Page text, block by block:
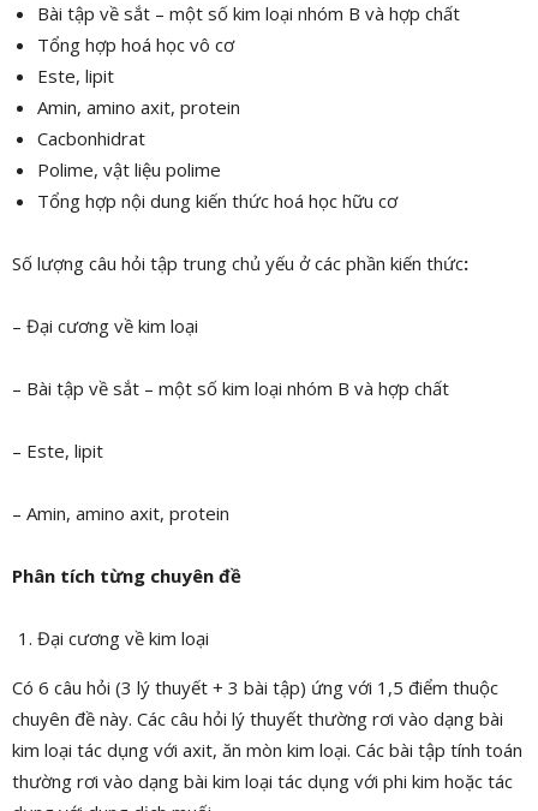
Bài tập về sắt – một số kim loại nhóm B và hợp chất
Tổng hợp hoá học vô cơ
Este, lipit
Amin, amino axit, protein
Cacbonhidrat
Polime, vật liệu polime
Tổng hợp nội dung kiến thức hoá học hữu cơ
Số lượng câu hỏi tập trung chủ yếu ở các phần kiến thức:
– Đại cương về kim loại
– Bài tập về sắt – một số kim loại nhóm B và hợp chất
– Este, lipit
– Amin, amino axit, protein
Phân tích từng chuyên đề
Đại cương về kim loại
Có 6 câu hỏi (3 lý thuyết + 3 bài tập) ứng với 1,5 điểm thuộc
chuyên đề này. Các câu hỏi lý thuyết thường rơi vào dạng bài
kim loại tác dụng với axit, ăn mòn kim loại. Các bài tập tính toán
thường rơi vào dạng bài kim loại tác dụng với phi kim hoặc tác